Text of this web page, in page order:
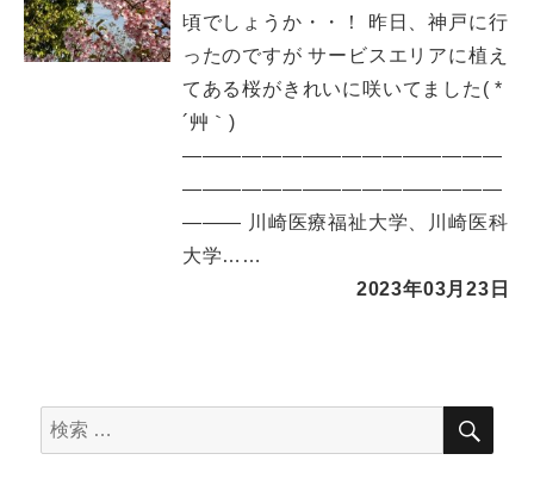
頃でしょうか・・！ 昨日、神戸に行
ったのですが サービスエリアに植え
てある桜がきれいに咲いてました( *
´艸｀)
――――――――――――――――
――――――――――――――――
――― 川崎医療福祉大学、川崎医科
大学……
2023年03月23日
検
索
検